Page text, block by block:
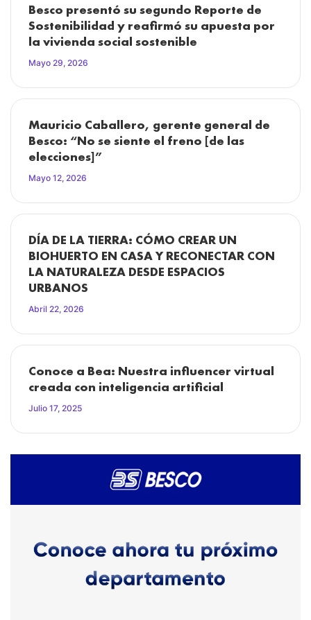
Besco presentó su segundo Reporte de
Sostenibilidad y reafirmó su apuesta por
la vivienda social sostenible
Mayo 29, 2026
Mauricio Caballero, gerente general de
Besco: “No se siente el freno [de las
elecciones]”
Mayo 12, 2026
DÍA DE LA TIERRA: CÓMO CREAR UN
BIOHUERTO EN CASA Y RECONECTAR CON
LA NATURALEZA DESDE ESPACIOS
URBANOS
Abril 22, 2026
Conoce a Bea: Nuestra influencer virtual
creada con inteligencia artificial
Julio 17, 2025